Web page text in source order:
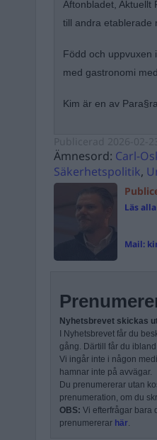
Aftonbladet, Aktuellt
till andra etablerade
Född och uppvuxen
med gastronomi
Kim är en av
Ämnesord: Carl-
Säkerhetspolitik,
Läs
Mail:
Nyhetsbrevet skickas
I Nyhetsbrevet får du
gång. Därtill får du
Vi ingår inte i någon
hamnar inte på avvägar.
Du prenumererar utan
prenumeration, om du
OBS: Vi efterfrågar bara
prenumererar här